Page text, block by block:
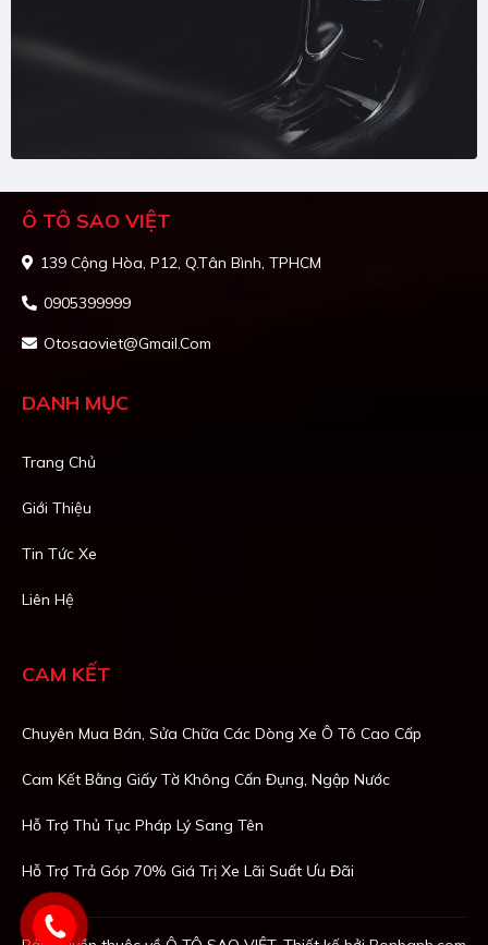
Ô TÔ SAO VIỆT
139 Cộng Hòa, P12, Q.Tân Bình, TPHCM
0905399999
Otosaoviet@gmail.com
DANH MỤC
Trang Chủ
Giới Thiệu
Tin Tức Xe
Liên Hệ
CAM KẾT
Chuyên Mua Bán, Sửa Chữa Các Dòng Xe Ô Tô Cao Cấp
Cam Kết Bằng Giấy Tờ Không Cấn Đụng, Ngập Nước
Hỗ Trợ Thủ Tục Pháp Lý Sang Tên
Hỗ Trợ Trả Góp 70% Giá Trị Xe Lãi Suất Ưu Đãi